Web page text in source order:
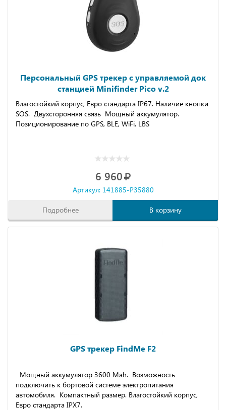
Персональный GPS трекер с управляемой док
станцией Minifinder Pico v.2
Влагостойкий корпус, Евро стандарта IP67. Наличие кнопки
SOS. Двухсторонняя связь Мощный аккумулятор.
Позиционирование по GPS, BLE, WiFi, LBS
6 960
Артикул: 141885-P35880
Подробнее В корзину
GPS трекер FindMe F2
Мощный аккумулятор 3600 Mah. Возможность
подключить к бортовой системе электропитания
автомобиля. Компактный размер. Влагостойкий корпус,
Евро стандарта IPX7.